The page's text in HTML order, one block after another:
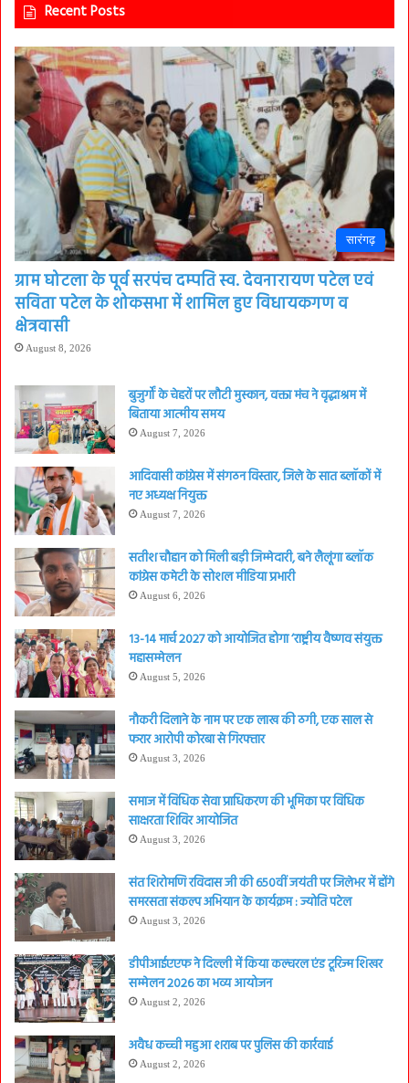
Recent Posts
सारंगढ़
ग्राम घोटला के पूर्व सरपंच दम्पति स्व. देवनारायण पटेल एवं
सविता पटेल के शोकसभा में शामिल हुए विधायकगण व
क्षेत्रवासी
August 8, 2026
बुजुर्गों के चेहरों पर लौटी मुस्कान, वक्ता मंच ने वृद्धाश्रम में
बिताया आत्मीय समय
August 7, 2026
आदिवासी कांग्रेस में संगठन विस्तार, जिले के सात ब्लॉकों में
नए अध्यक्ष नियुक्त
August 7, 2026
सतीश चौहान को मिली बड़ी जिम्मेदारी, बने लैलूंगा ब्लॉक
कांग्रेस कमेटी के सोशल मीडिया प्रभारी
August 6, 2026
13-14 मार्च 2027 को आयोजित होगा ‘राष्ट्रीय वैष्णव संयुक्त
महासम्मेलन
August 5, 2026
नौकरी दिलाने के नाम पर एक लाख की ठगी, एक साल से
फरार आरोपी कोरबा से गिरफ्तार
August 3, 2026
समाज में विधिक सेवा प्राधिकरण की भूमिका पर विधिक
साक्षरता शिविर आयोजित
August 3, 2026
संत शिरोमणि रविदास जी की 650वीं जयंती पर जिलेभर में होंगे
समरसता संकल्प अभियान के कार्यक्रम : ज्योति पटेल
August 3, 2026
डीपीआईएएफ ने दिल्ली में किया कल्चरल एंड टूरिज्म शिखर
सम्मेलन 2026 का भव्य आयोजन
August 2, 2026
अवैध कच्ची महुआ शराब पर पुलिस की कार्रवाई
August 2, 2026